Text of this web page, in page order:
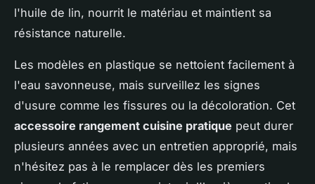
l'huile de lin, nourrit le matériau et maintient sa
résistance naturelle.
Les modèles en plastique se nettoient facilement à
l'eau savonneuse, mais surveillez les signes
d'usure comme les fissures ou la décoloration. Cet
accessoire rangement cuisine pratique peut durer
plusieurs années avec un entretien approprié, mais
n'hésitez pas à le remplacer dès les premiers